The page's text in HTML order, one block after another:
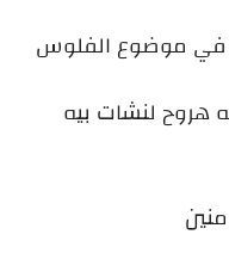
في موضوع الفلوس
هروح لنشات بيه